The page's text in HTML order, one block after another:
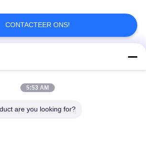
om aan hun vereiste te
LTD is geëngageerd aan
de beste kwaliteitsdiensten
CONTACTEER ONS!
categorieën
5:53 AM
are you looking for?